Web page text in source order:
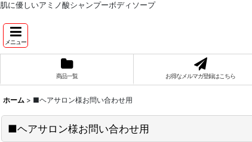
肌に優しいアミノ酸シャンプーボディソープ
メニュー
商品一覧 お得なメルマガ登録はこちら
ホーム > ■ヘアサロン様お問い合わせ用
■ヘアサロン様お問い合わせ用